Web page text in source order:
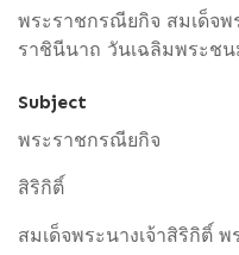
พระราชกรณียกิจ สมเด็จพ
ราชินีนาถ วันเฉลิมพระช
Subject
พระราชกรณียกิจ
สิริกิติ์
สมเด็จพระนางเจ้าสิริกิติ์